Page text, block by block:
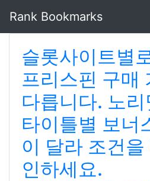
Rank Bookmarks
슬롯사이트별
프리스핀 구매
다릅니다. 노
타이틀별 보너
이 달라 조건
인하세요.